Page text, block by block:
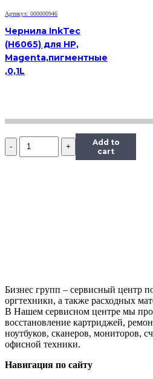
л.
Артикул: 000000946
Чернила InkTec
(H6065) для HP,
Magenta,пигментные
,0,1L
Количество
Чернила
Add to
cart
Бизнес групп – сервисный центр
оргтехники, а также расходных
В Нашем сервисном центре мы
восстановление картриджей,
ноутбуков, сканеров, мониторов,
офисной техники.
Навигация по сайту